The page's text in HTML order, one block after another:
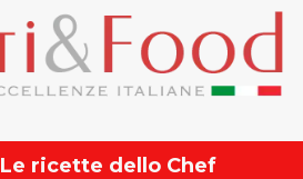
Le ricette dello Chef